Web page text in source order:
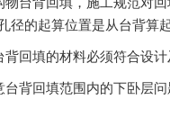
径的起算位置是从台背算
回填的材料必须符合设计
台背回填范围内的下卧层